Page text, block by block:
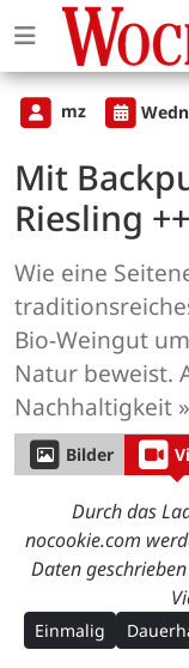
mz
Mit
Riesling
Wie eine
Bio-Weingut
Natur beweist.
Nachhaltigkeit
Bilder
Durch das
nocookie.com
Daten
Einmalig